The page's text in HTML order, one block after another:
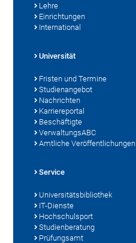
Lehre
Einrichtungen
International
Universität
Fristen und Termine
Studienangebot
Nachrichten
Karriereportal
Beschäftigte
VerwaltungsABC
Amtliche Veröffentlichungen
Service
Universitätsbibliothek
IT-Dienste
Hochschulsport
Studienberatung
Prüfungsamt